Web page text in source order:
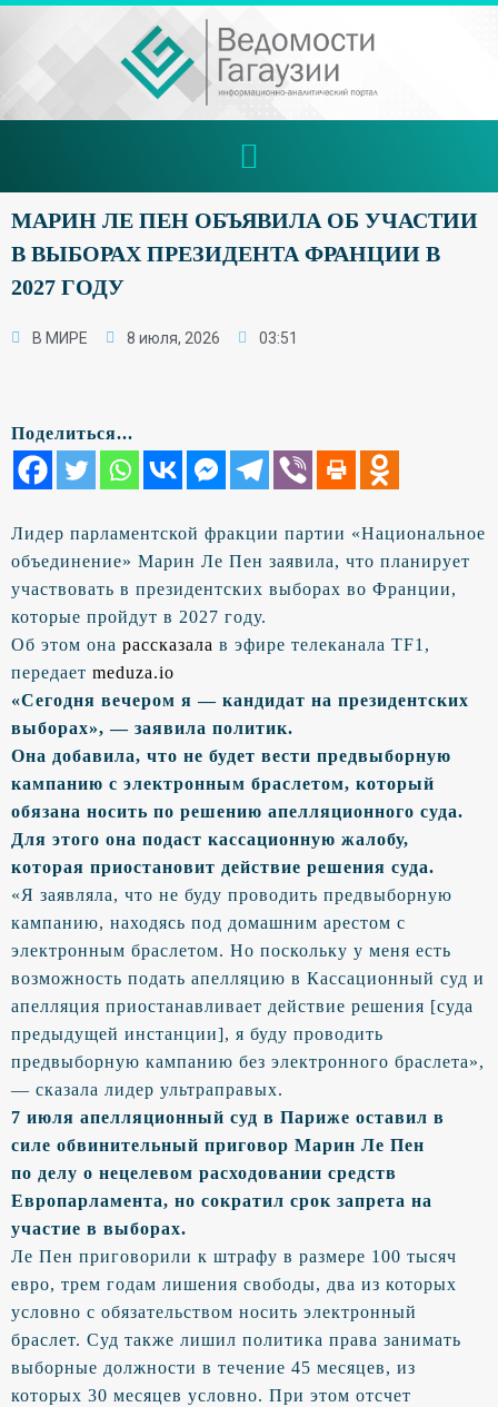
МАРИН ЛЕ ПЕН ОБЪЯВИЛА ОБ УЧАСТИИ
В ВЫБОРАХ ПРЕЗИДЕНТА ФРАНЦИИ В
2027 ГОДУ
В МИРЕ 8 июля, 2026 03:51
Поделиться...
Лидер парламентской фракции партии «Национальное
объединение» Марин Ле Пен заявила, что планирует
участвовать в президентских выборах во Франции,
которые пройдут в 2027 году.
Об этом она рассказала в эфире телеканала TF1,
передает meduza.io
«Сегодня вечером я — кандидат на президентских
выборах», — заявила политик.
Она добавила, что не будет вести предвыборную
кампанию с электронным браслетом, который
обязана носить по решению апелляционного суда.
Для этого она подаст кассационную жалобу,
которая приостановит действие решения суда.
«Я заявляла, что не буду проводить предвыборную
кампанию, находясь под домашним арестом с
электронным браслетом. Но поскольку у меня есть
возможность подать апелляцию в Кассационный суд и
апелляция приостанавливает действие решения [суда
предыдущей инстанции], я буду проводить
предвыборную кампанию без электронного браслета»,
— сказала лидер ультраправых.
7 июля апелляционный суд в Париже оставил в
силе обвинительный приговор Марин Ле Пен
по делу о нецелевом расходовании средств
Европарламента, но сократил срок запрета на
участие в выборах.
Ле Пен приговорили к штрафу в размере 100 тысяч
евро, трем годам лишения свободы, два из которых
условно с обязательством носить электронный
браслет. Суд также лишил политика права занимать
выборные должности в течение 45 месяцев, из
которых 30 месяцев условно. При этом отсчет